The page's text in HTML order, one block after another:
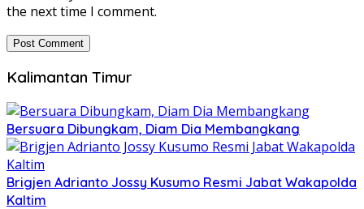
the next time I comment.
Kalimantan Timur
Bersuara Dibungkam, Diam Dia Membangkang
Brigjen Adrianto Jossy Kusumo Resmi Jabat Wakapolda
Kaltim